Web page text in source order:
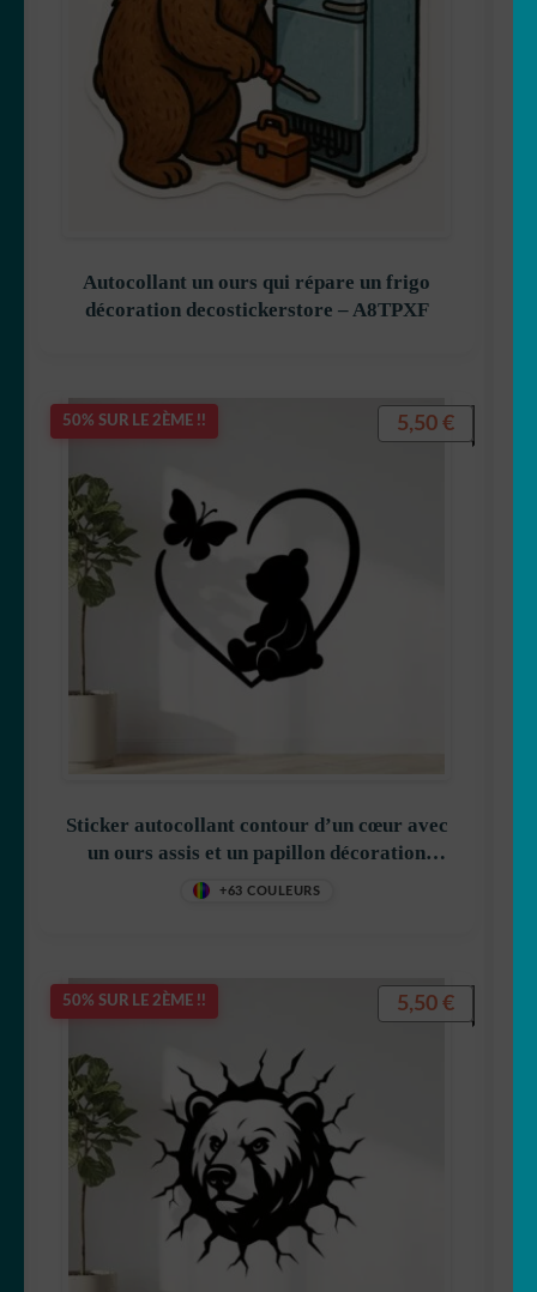
Autocollant un ours qui répare un frigo
décoration decostickerstore – A8TPXF
50% SUR LE 2ÈME !!
Sticker autocollant contour d’un cœur avec
un ours assis et un papillon décoration
decostickerstore – N1DSPM
+63 COULEURS
5,50 €
50% SUR LE 2ÈME !! 5,50 €